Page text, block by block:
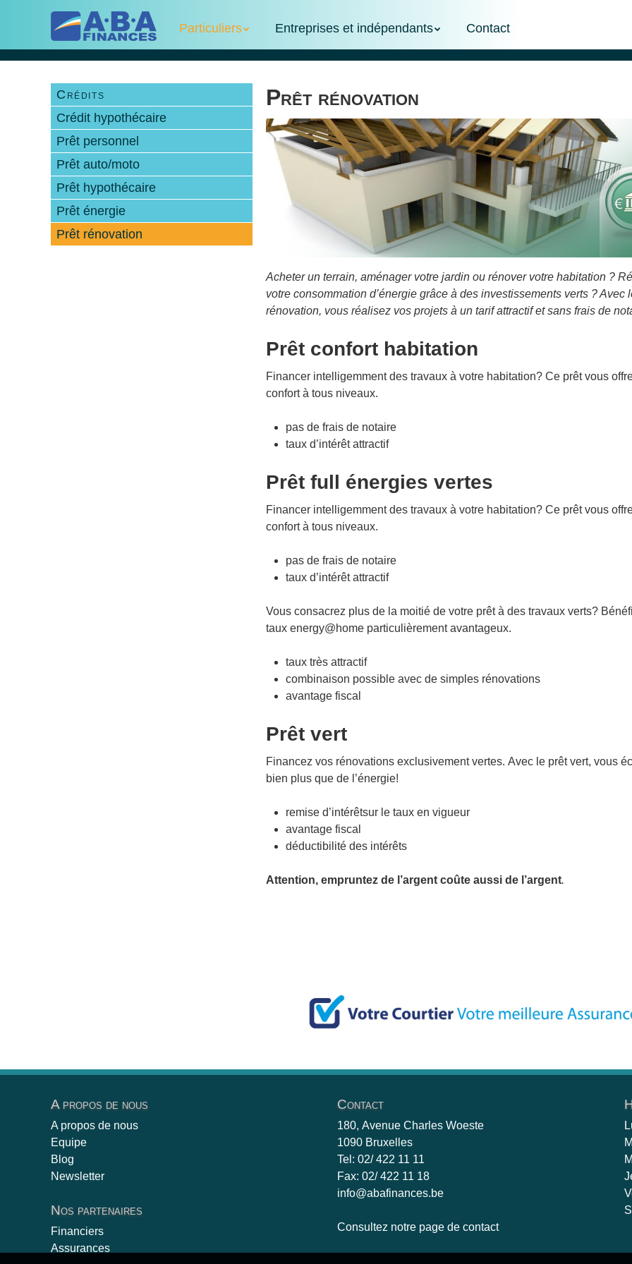
content
Skip to content
Menu
Particuliers Entreprises et indépendants Contact
Crédits
Crédit hypothécaire
Prêt personnel
Prêt auto/moto
Prêt hypothécaire
Prêt énergie
Prêt rénovation
Prêt rénovation
Acheter un terrain, aménager votre jardin ou rénover votre habitation ?
votre consommation d’énergie grâce à des investissements verts ? Avec
rénovation, vous réalisez vos projets à un tarif attractif et sans frais de
Prêt confort habitation
Financer intelligemment des travaux à votre habitation? Ce prêt vous
confort à tous niveaux.
pas de frais de notaire
taux d’intérêt attractif
Prêt full énergies vertes
Financer intelligemment des travaux à votre habitation? Ce prêt vous
confort à tous niveaux.
pas de frais de notaire
taux d’intérêt attractif
Vous consacrez plus de la moitié de votre prêt à des travaux verts?
taux energy@home particulièrement avantageux.
taux très attractif
combinaison possible avec de simples rénovations
avantage fiscal
Prêt vert
Financez vos rénovations exclusivement vertes. Avec le prêt vert, vous
bien plus que de l’énergie!
remise d’intérêtsur le taux en vigueur
avantage fiscal
déductibilité des intérêts
Attention, empruntez de l’argent coûte aussi de l’argent.
A propos de nous
A propos de nous
Equipe
Blog
Newsletter
Nos partenaires
Financiers
Assurances
Contact
180, Avenue Charles Woeste
1090 Bruxelles
Tel: 02/ 422 11 11
Fax: 02/ 422 11 18
info@abafinances.be
Consultez notre page de contact